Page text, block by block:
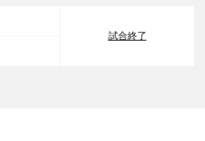
試合終了